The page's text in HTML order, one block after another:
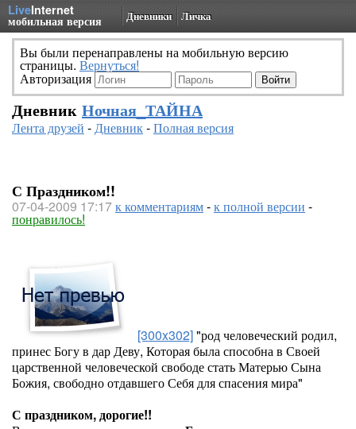
LiveInternet
мобильная версия Дневники Личка
Вы были перенаправлены на мобильную версию
страницы. Вернуться!
Авторизация
Дневник Ночная_ТАЙНА
Лента друзей -Дневник-Полная версия
С Праздником!!
07-04-2009 17:17к комментариям-к полной версии -
понравилось!
[300x302]"род человеческий родил,
принес Богу в дар Деву, Которая была способна в Своей
царственной человеческой свободе стать Матерью Сына
Божия, свободно отдавшего Себя для спасения мира"
С праздником, дорогие!!